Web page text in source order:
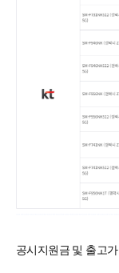
공시지원금 및 출고가